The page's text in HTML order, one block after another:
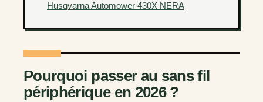
Husqvarna Automower 430X NERA
Pourquoi passer au sans fil
périphérique en 2026 ?